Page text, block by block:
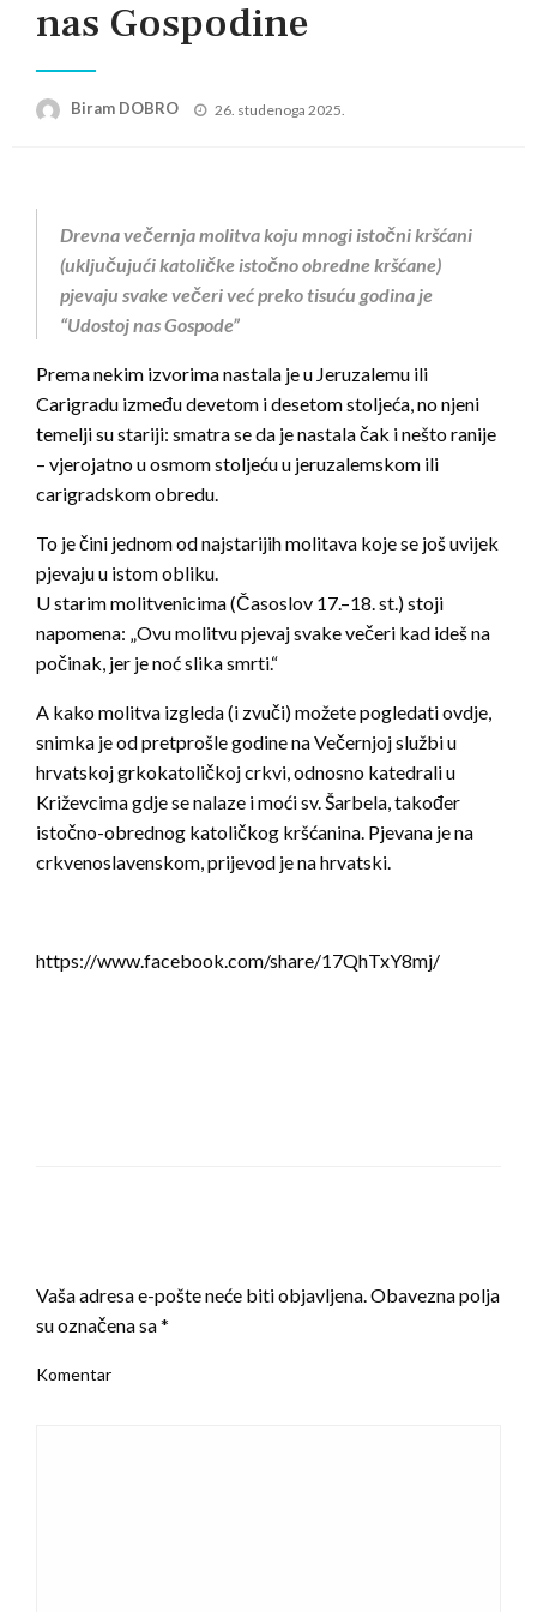
nas Gospodine
Biram DOBRO
Posted
26. studenoga 2025.
Drevna večernja molitva koju mnogi istočni kršćani
(uključujući katoličke istočno obredne kršćane)
pjevaju svake večeri već preko tisuću godina je
“Udostoj nas Gospode”
Prema nekim izvorima nastala je u Jeruzalemu ili
Carigradu između devetom i desetom stoljeća, no njeni
temelji su stariji: smatra se da je nastala čak i nešto ranije
– vjerojatno u osmom stoljeću u jeruzalemskom ili
carigradskom obredu.
To je čini jednom od najstarijih molitava koje se još uvijek
pjevaju u istom obliku.
U starim molitvenicima (Časoslov 17.–18. st.) stoji
napomena: „Ovu molitvu pjevaj svake večeri kad ideš na
počinak, jer je noć slika smrti.“
A kako molitva izgleda (i zvuči) možete pogledati ovdje,
snimka je od pretprošle godine na Večernjoj službi u
hrvatskoj grkokatoličkoj crkvi, odnosno katedrali u
Križevcima gdje se nalaze i moći sv. Šarbela, također
istočno-obrednog katoličkog kršćanina. Pjevana je na
crkvenoslavenskom, prijevod je na hrvatski.
https://www.facebook.com/share/17QhTxY8mj/
Vaša adresa e-pošte neće biti objavljena.Obavezna polja
su označena sa*
Komentar